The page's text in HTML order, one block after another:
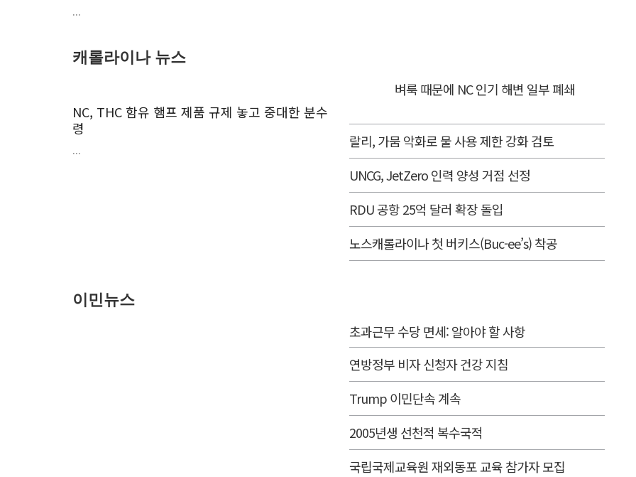
...
캐롤라이나 뉴스
NC, THC 함유 햄프 제품 규제 놓고 중대한 분수
령
...
벼룩 때문에 NC 인기 해변 일부 폐쇄
랄리, 가뭄 악화로 물 사용 제한 강화 검토
UNCG, JetZero 인력 양성 거점 선정
RDU 공항 25억 달러 확장 돌입
노스캐롤라이나 첫 버키스(Buc-ee’s) 착공
이민뉴스
초과근무 수당 면세: 알아야 할 사항
연방정부 비자 신청자 건강 지침
Trump 이민단속 계속
2005년생 선천적 복수국적
국립국제교육원 재외동포 교육 참가자 모집